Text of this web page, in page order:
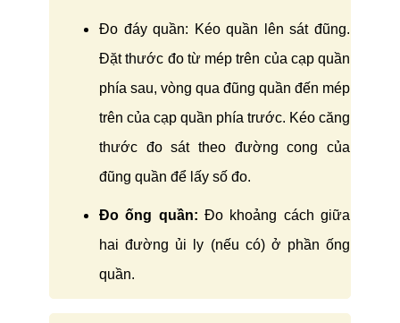
Đo đáy quần: Kéo quần lên sát đũng.
Đặt thước đo từ mép trên của cạp quần
phía sau, vòng qua đũng quần đến mép
trên của cạp quần phía trước. Kéo căng
thước đo sát theo đường cong của
đũng quần để lấy số đo.
Đo ống quần: Đo khoảng cách giữa
hai đường ủi ly (nếu có) ở phần ống
quần.